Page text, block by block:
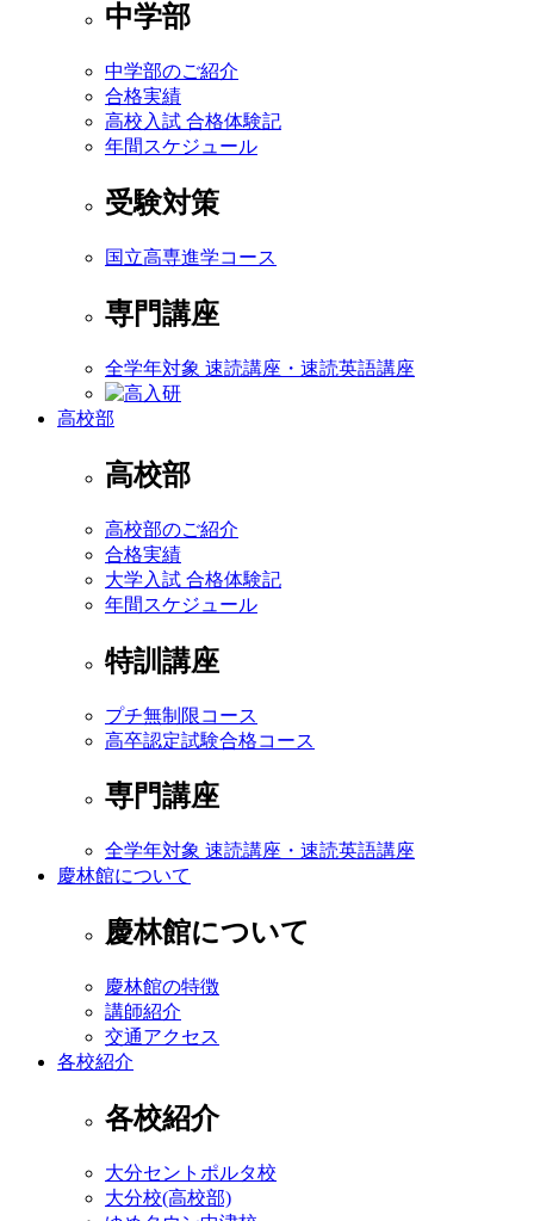
中学部
中学部のご紹介
合格実績
高校入試 合格体験記
年間スケジュール
受験対策
国立高専進学コース
専門講座
全学年対象 速読講座・速読英語講座
高校部
高校部
高校部のご紹介
合格実績
大学入試 合格体験記
年間スケジュール
特訓講座
プチ無制限コース
高卒認定試験合格コース
専門講座
全学年対象 速読講座・速読英語講座
慶林館について
慶林館について
慶林館の特徴
講師紹介
交通アクセス
各校紹介
各校紹介
大分セントポルタ校
大分校(高校部)